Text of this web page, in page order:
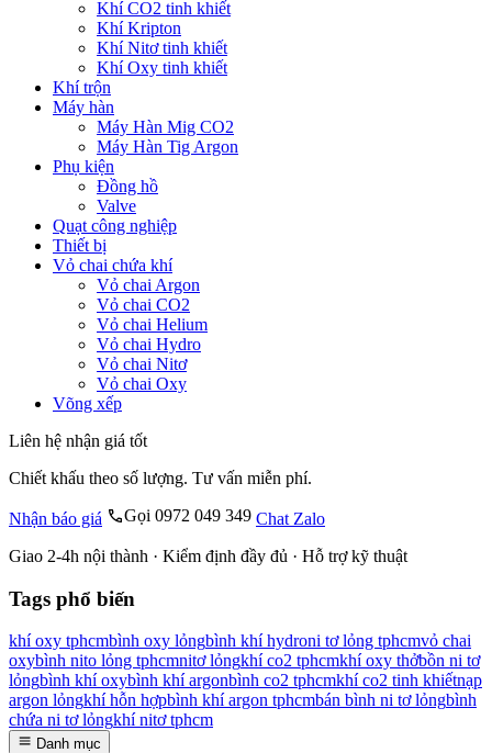
Khí CO2 tinh khiết
Khí Kripton
Khí Nitơ tinh khiết
Khí Oxy tinh khiết
Khí trộn
Máy hàn
Máy Hàn Mig CO2
Máy Hàn Tig Argon
Phụ kiện
Đồng hồ
Valve
Quạt công nghiệp
Thiết bị
Vỏ chai chứa khí
Vỏ chai Argon
Vỏ chai CO2
Vỏ chai Helium
Vỏ chai Hydro
Vỏ chai Nitơ
Vỏ chai Oxy
Võng xếp
Liên hệ nhận giá tốt
Chiết khấu theo số lượng. Tư vấn miễn phí.
Nhận báo giá Gọi 0972 049 349 Chat Zalo
Giao 2-4h nội thành · Kiểm định đầy đủ · Hỗ trợ kỹ thuật
Tags phổ biến
khí oxy tphcmbình oxy lỏngbình khí hydroni tơ lỏng tphcmvỏ chai
oxybình nito lỏng tphcmnitơ lỏngkhí co2 tphcmkhí oxy thởbồn ni tơ
lỏngbình khí oxybình khí argonbình co2 tphcmkhí co2 tinh khiếtnạp
argon lỏngkhí hỗn hợpbình khí argon tphcmbán bình ni tơ lỏngbình
chứa ni tơ lỏngkhí nitơ tphcm
Danh mục